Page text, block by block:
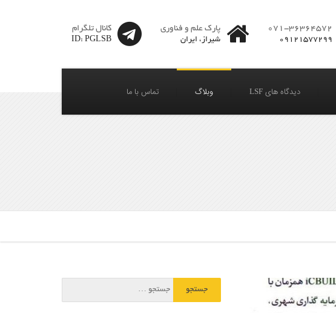
071-36364572
09121577299
پارک علم و فناوری
شیراز، ایران
کانال تلگرام
ID: PGLSB
دیدگاه های LSF وبلاگ تماس با ما